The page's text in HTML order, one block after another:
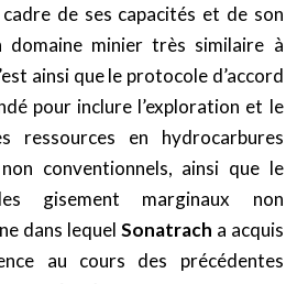
de ses capacités et de son
domaine minier très similaire à
ainsi que le protocole d’accord
pour inclure l’exploration et le
ressources en hydrocarbures
conventionnels, ainsi que le
gisement marginaux non
dans lequel Sonatrach a acquis
au cours des précédentes